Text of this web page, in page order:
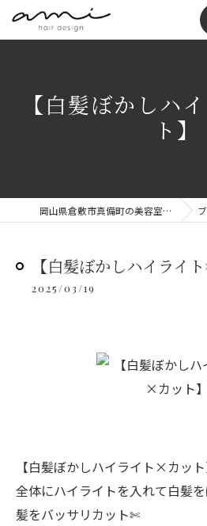
【白髪ぼかしハ
ト】
岡山県倉敷市真備町の美容室ならami hair design ブログ
【白髪ぼかしハイライト
2025/03/19
【白髪ぼかしハイライト×カット
全体にハイライトを入れて白髪
髪をバッサリカット✄